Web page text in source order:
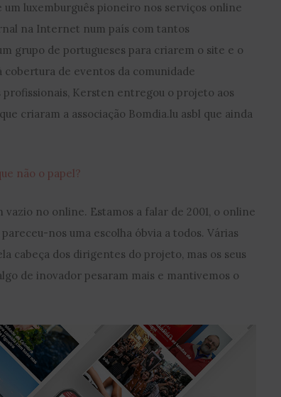
um luxemburguês pioneiro nos serviços online
na Internet num país com tantos
grupo de portugueses para criarem o site e o
cobertura de eventos da comunidade
profissionais, Kersten entregou o projeto aos
criaram a associação Bomdia.lu asbl que ainda
não o papel?
no online. Estamos a falar de 2001, o online
nos uma escolha óbvia a todos. Várias
cabeça dos dirigentes do projeto, mas os seus
de inovador pesaram mais e mantivemos o